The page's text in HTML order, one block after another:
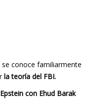
conoce familiarmente
la teoría del FBI.
con Ehud Barak